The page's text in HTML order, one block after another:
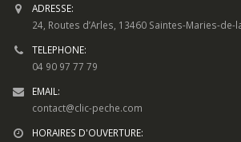
ADRESSE:
24, Routes d’Arles, 13460 Saintes-Maries-de-
TELEPHONE:
04 90 97 77 79
EMAIL:
contact@clic-peche.com
HORAIRES D'OUVERTURE: